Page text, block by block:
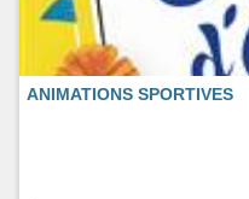
ANIMATIONS SPORTIVES